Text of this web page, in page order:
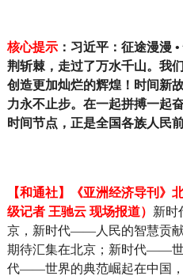
核心提示：习近平：征途漫漫
荆斩棘，走过了万水千山。我
创造更加灿烂的辉煌！ 时间新
力永不止步。在一起拼搏一起
时间节点，正是全国各族人
【和通社】《亚洲经济导刊》
级记者 王驰云 现场报道） 新
京，新时代——人民的智慧贡
期待汇集在北京；新时代——
代——世界的典范崛起在中国